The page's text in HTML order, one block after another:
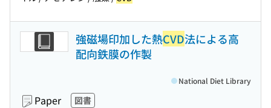
強磁場印加した熱CVD法による高
配向鉄膜の作製
Paper 図書
National Diet Library